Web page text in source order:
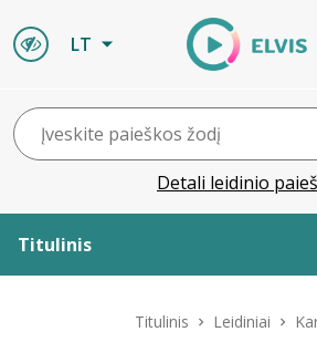
LT
Detali leidinio
Titulinis
Titulinis Leidiniai